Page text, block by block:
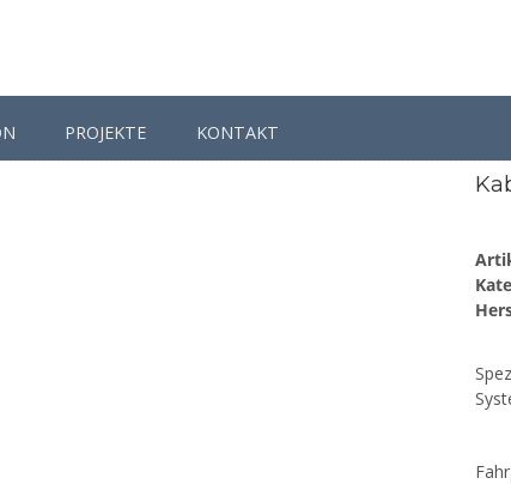
PROJEKTE KONTAKT
A6 4F Kabelsatz DSP Soundsystem für Audi A6 4F MMI basic